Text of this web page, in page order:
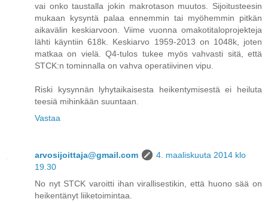
vai onko taustalla jokin makrotason muutos. Sijoitusteesin
mukaan kysyntä palaa ennemmin tai myöhemmin pitkän
aikavälin keskiarvoon. Viime vuonna omakotitaloprojekteja
lähti käyntiin 618k. Keskiarvo 1959-2013 on 1048k, joten
matkaa on vielä. Q4-tulos tukee myös vahvasti sitä, että
STCK:n tominnalla on vahva operatiivinen vipu.
Riski kysynnän lyhytaikaisesta heikentymisestä ei heiluta
teesiä mihinkään suuntaan.
Vastaa
arvosijoittaja@gmail.com
4. maaliskuuta 2014 klo
19.30
No nyt STCK varoitti ihan virallisestikin, että huono sää on
heikentänyt liiketoimintaa.